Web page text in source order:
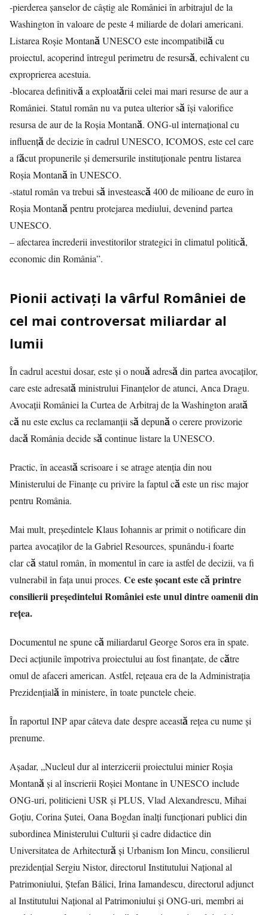
-pierderea șanselor de câștig ale României în arbitrajul de la
Washington în valoare de peste 4 miliarde de dolari americani.
Listarea Roșie Montană UNESCO este incompatibilă cu
proiectul, acoperind întregul perimetru de resursă, echivalent cu
exproprierea acestuia.
-blocarea definitivă a exploatării celei mai mari resurse de aur a
României. Statul român nu va putea ulterior să își valorifice
resursa de aur de la Roșia Montană. ONG-ul internațional cu
influență de decizie în cadrul UNESCO, ICOMOS, este cel care
a făcut propunerile și demersurile instituționale pentru listarea
Roșia Montană în UNESCO.
-statul român va trebui să investească 400 de milioane de euro în
Roșia Montană pentru protejarea mediului, devenind partea
UNESCO.
– afectarea încrederii investitorilor strategici în climatul politică,
economic din România”.
Pionii activaţi la vârful României de
cel mai controversat miliardar al
lumii
În cadrul acestui dosar, este şi o nouă adresă din partea avocaților,
care este adresată ministrului Finanţelor de atunci, Anca Dragu.
Avocații României la Curtea de Arbitraj de la Washington arată
că nu este exclus ca reclamanții să depună o cerere provizorie
dacă România decide să continue listare la UNESCO.
Practic, în această scrisoare i se atrage atenția din nou
Ministerului de Finanțe cu privire la faptul că este un risc major
pentru România.
Mai mult, preşedintele Klaus Iohannis ar primit o notificare din
partea avocaților de la Gabriel Resources, spunându-i foarte
clar că statul român, în momentul în care ia astfel de decizii, va fi
vulnerabil în fața unui proces. Ce este șocant este că printre
consilierii președintelui României este unul dintre oamenii din
rețea.
Documentul ne spune că miliardarul George Soros era în spate.
Deci acțiunile împotriva proiectului au fost finanțate, de către
omul de afaceri american. Astfel, rețeaua era de la Administrația
Prezidențială în ministere, în toate punctele cheie.
În raportul INP apar câteva date despre această rețea cu nume și
prenume.
Aşadar, „Nucleul dur al interzicerii proiectului minier Roșia
Montană și al înscrierii Roșiei Montane în UNESCO include
ONG-uri, politicieni USR și PLUS, Vlad Alexandrescu, Mihai
Goțiu, Corina Şutei, Oana Bogdan înalți funcționari publici din
subordinea Ministerului Culturii și cadre didactice din
Universitatea de Arhitectură și Urbanism Ion Mincu, consilierul
prezidențial Sergiu Nistor, directorul Institutului Național al
Patrimoniului, Ștefan Bâlici, Irina Iamandescu, directorul adjunct
al Institutului Național al Patrimoniului și ONG-uri, membri ai